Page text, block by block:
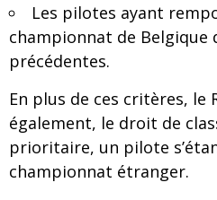
Les pilotes ayant
championnat de Belgique
précédentes.
En plus de ces critères, le
également, le droit de
prioritaire, un pilote
championnat étranger.